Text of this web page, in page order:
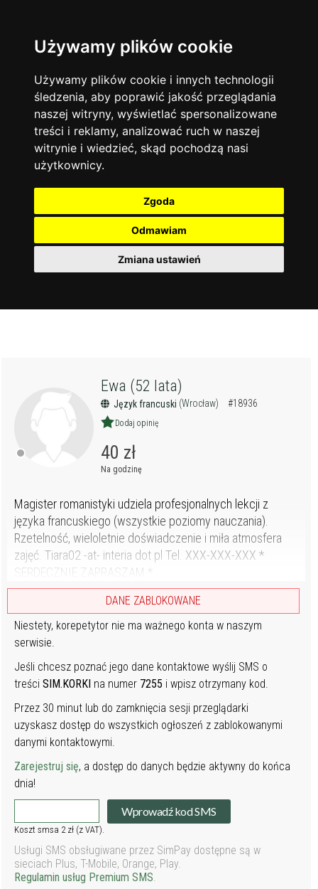
Używamy plików cookie
Używamy plików cookie i innych technologii
śledzenia, aby poprawić jakość przeglądania
naszej witryny, wyświetlać spersonalizowane
treści i reklamy, analizować ruch w naszej
witrynie i wiedzieć, skąd pochodzą nasi
użytkownicy.
Zgoda
Odmawiam
Zmiana ustawień
Język angielski 13744
Matematyka 12928
Chemia 4886
Język niemiecki 4307
Język polski 3426
Fizyka
Język francuski
Warszawa
Korepetycje
Online
14838
Kraków 7753
Wrocław
Łódź 3513
Gdańsk 2075
Ewa (52 lata)
Język francuski (Wrocław) #18936
Dodaj opinię
40 zł
Na godzinę
Magister romanistyki udziela profesjonalnych lekcji z
języka francuskiego (wszystkie poziomy nauczania).
Rzetelność, wieloletnie doświadczenie i miła atmosfera
zajęć. Tiara02 -at- interia dot pl Tel. XXX-XXX-XXX *
SERDECZNIE ZAPRASZAM *
DANE ZABLOKOWANE
Niestety, korepetytor nie ma ważnego konta w naszym
serwisie.
Jeśli chcesz poznać jego dane kontaktowe wyślij SMS o
treściSIM.KORKI na numer 7255 i wpisz otrzymany kod.
Przez 30 minut lub do zamknięcia sesji przeglądarki
uzyskasz dostęp do wszystkich ogłoszeń z zablokowanymi
danymi kontaktowymi.
Zarejestruj się, a dostęp do danych będzie aktywny do końca
dnia!
Wprowadź kod SMS
Koszt smsa 2 zł (z VAT).
Usługi SMS obsługiwane przez SimPay dostępne są w
sieciach Plus, T-Mobile, Orange, Play.
Regulamin usług Premium SMS.